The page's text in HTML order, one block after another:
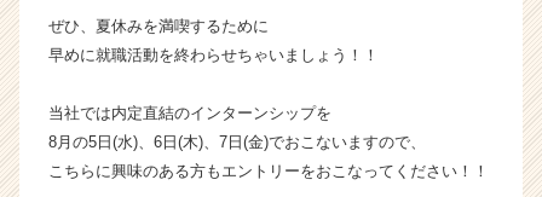
就
サ
ト
チ
ア
ぜひ、夏休みを満喫するために
早めに就職活動を終わらせちゃいましょう！！
当社では内定直結のインターンシップを
8月の5日(水)、6日(木)、7日(金)でおこないますので、
こちらに興味のある方もエントリーをおこなってください！！